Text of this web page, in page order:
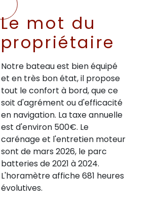
Le mot du
propriétaire
Notre bateau est bien équipé
et en très bon état, il propose
tout le confort à bord, que ce
soit d'agrément ou d'efficacité
en navigation. La taxe annuelle
est d'environ 500€. Le
carénage et l'entretien moteur
sont de mars 2026, le parc
batteries de 2021 à 2024.
L'horamètre affiche 681 heures
évolutives.